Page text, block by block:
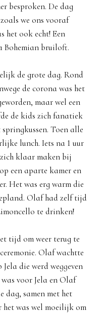
besproken. De dag
we ons vooraf
het ook echt! Een
Bohemian bruiloft.
de grote dag. Rond
de corona was het
maar wel een
de kids zich fanatiek
Toen alle
lunch. Iets na 1 uur
klaar maken bij
een aparte kamer en
Het was erg warm die
Olaf had zelf tijd
te drinken!
tijd om weer terug te
Olaf wachtte
die werd weggeven
voor Jela en Olaf
dag, samen met het
was wel moeilijk om